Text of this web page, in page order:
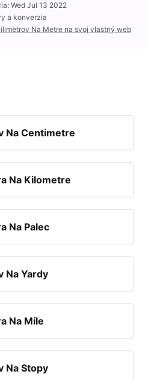
Wed Jul 13 2022
a konverzia
Na Metre na svoj vlastný web
Na Centimetre
Na Kilometre
Na Palec
Na Yardy
Na Míle
Na Stopy